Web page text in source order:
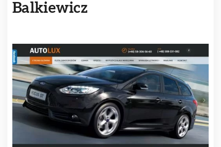
Balkiewicz